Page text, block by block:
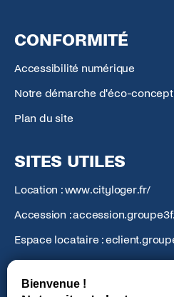
CONFORMITÉ
Accessibilité numérique
Notre démarche d'éco-
Plan du site
SITES UTILES
Location : www.cityloger.fr/
Accession :
Espace locataire :
Action Logement :
Atlantic Amenagement :